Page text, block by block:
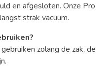
en afgesloten. Onze Pro
strak vacuum.
zolang de zak, de